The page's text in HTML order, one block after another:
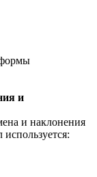
и
и наклонения